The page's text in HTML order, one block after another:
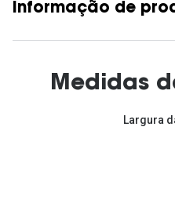
Informação de
Medidas
Largura